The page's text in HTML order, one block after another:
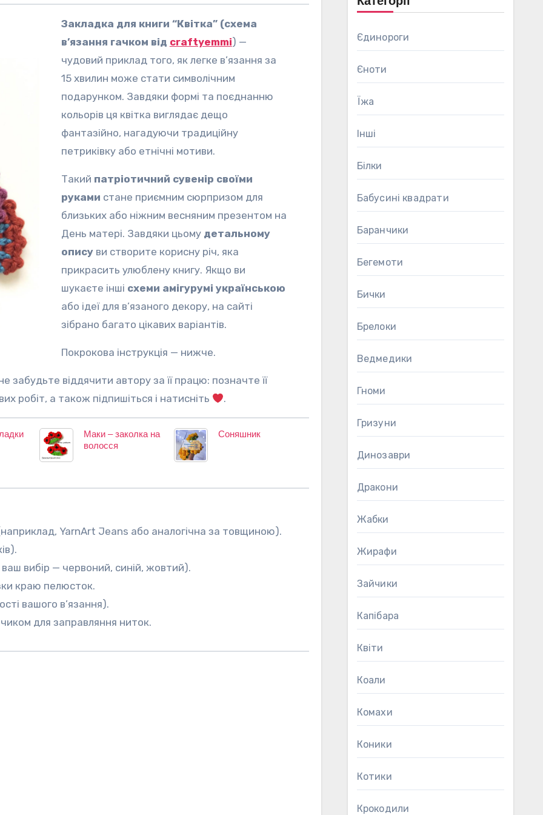
Закладка для книги “Квітка” (схема
в’язання гачком від craftyemmi) —
чудовий приклад того, як легке в’язання за
15 хвилин може стати символічним
подарунком. Завдяки формі та поєднанню
кольорів ця квітка виглядає дещо
фантазійно, нагадуючи традиційну
петриківку або етнічні мотиви.
Такий патріотичний сувенір своїми
руками стане приємним сюрпризом для
близьких або ніжним весняним презентом на
День матері. Завдяки цьому детальному
описуви створите корисну річ, яка
прикрасить улюблену книгу. Якщо ви
шукаєте інші схеми амігурумі українською
або ідеї для в’язаного декору, на сайті
зібрано багато цікавих варіантів.
Покрокова інструкція — нижче.
робіт, а також підпишіться і натисніть .
Маки – заколка на
волосся
Соняшник
YarnArt Jeans або аналогічна за товщиною).
вибір — червоний, синій, жовтий).
краю пелюсток.
вашого в’язання).
для заправляння ниток.
Єдинороги
Єноти
Їжа
Інші
Білки
Бабусині квадрати
Баранчики
Бегемоти
Бички
Брелоки
Ведмедики
Гноми
Гризуни
Динозаври
Дракони
Жабки
Жирафи
Зайчики
Капібара
Квіти
Коали
Комахи
Коники
Котики
Крокодили